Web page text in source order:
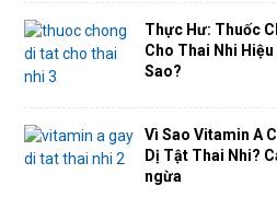
Thực Hư: Thuốc
Cho Thai Nhi Hiệu
Sao?
Vì Sao Vitamin A
Dị Tật Thai Nhi?
ngừa